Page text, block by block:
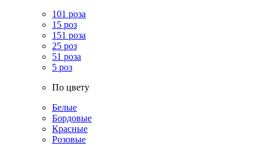
101 роза
15 роз
151 роза
25 роз
51 роза
5 роз
По цвету
Белые
Бордовые
Красные
Розовые